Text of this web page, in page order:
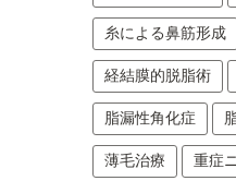
糸による鼻筋形成
経結膜的脱脂術
脂漏性角化症
薄毛治療 重症